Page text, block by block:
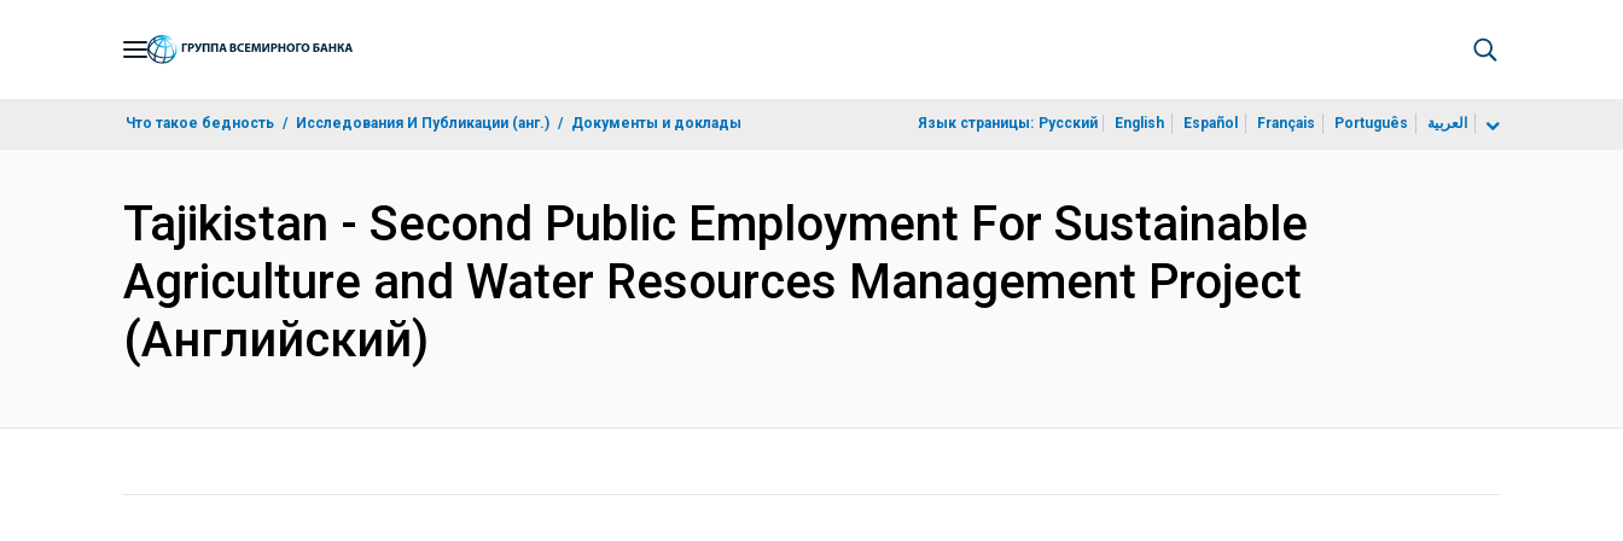
Что такое бедность Исследования И Публикации (анг.) Документы и доклады Язык страницы: Русский English Español Français Português العربية
Tajikistan - Second Public Employment For Sustainable
Agriculture and Water Resources Management Project
(Английский)